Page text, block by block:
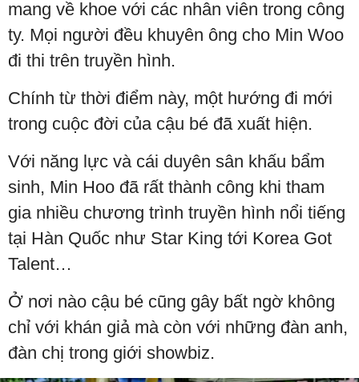
mang về khoe với các nhân viên trong công
ty. Mọi người đều khuyên ông cho Min Woo
đi thi trên truyền hình.
Chính từ thời điểm này, một hướng đi mới
trong cuộc đời của cậu bé đã xuất hiện.
Với năng lực và cái duyên sân khấu bẩm
sinh, Min Hoo đã rất thành công khi tham
gia nhiều chương trình truyền hình nổi tiếng
tại Hàn Quốc như Star King tới Korea Got
Talent…
Ở nơi nào cậu bé cũng gây bất ngờ không
chỉ với khán giả mà còn với những đàn anh,
đàn chị trong giới showbiz.